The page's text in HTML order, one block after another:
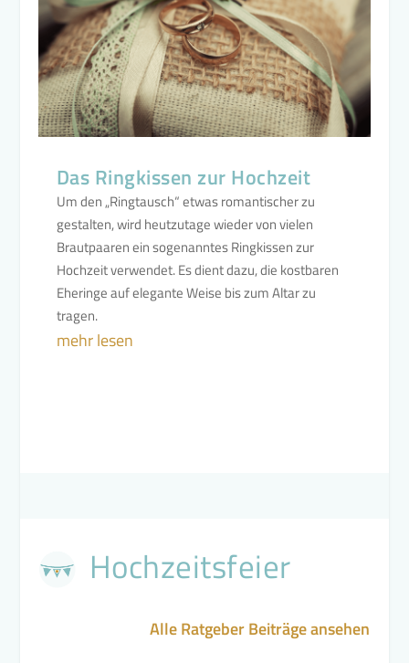
Das Ringkissen zur Hochzeit
Um den „Ringtausch“ etwas romantischer zu
gestalten, wird heutzutage wieder von vielen
Brautpaaren ein sogenanntes Ringkissen zur
Hochzeit verwendet. Es dient dazu, die kostbaren
Eheringe auf elegante Weise bis zum Altar zu
tragen.
mehr lesen
Hochzeitsfeier
Alle Ratgeber Beiträge ansehen